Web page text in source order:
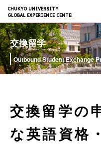
CHUKYO UNIVERSITY
GLOBAL EXPERIENCE CENTER
交換留学
Outbound Student Exchange
交換留学の
な英語資格